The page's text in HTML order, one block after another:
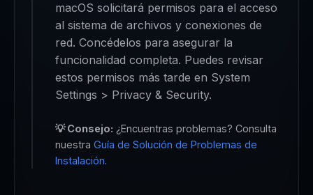
macOS solicitará permisos para el acceso
al sistema de archivos y conexiones de
red. Concédelos para asegurar la
funcionalidad completa. Puedes revisar
estos permisos más tarde en System
Settings > Privacy & Security.
💡 Consejo: ¿Encuentras problemas? Consulta
nuestra Guía de Solución de Problemas de
Instalación.